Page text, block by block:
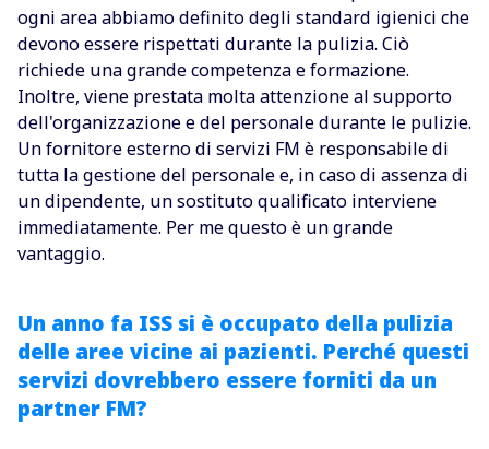
ogni area abbiamo definito degli standard igienici che
devono essere rispettati durante la pulizia. Ciò
richiede una grande competenza e formazione.
Inoltre, viene prestata molta attenzione al supporto
dell'organizzazione e del personale durante le pulizie.
Un fornitore esterno di servizi FM è responsabile di
tutta la gestione del personale e, in caso di assenza di
un dipendente, un sostituto qualificato interviene
immediatamente. Per me questo è un grande
vantaggio.
Un anno fa ISS si è occupato della pulizia
delle aree vicine ai pazienti. Perché questi
servizi dovrebbero essere forniti da un
partner FM?